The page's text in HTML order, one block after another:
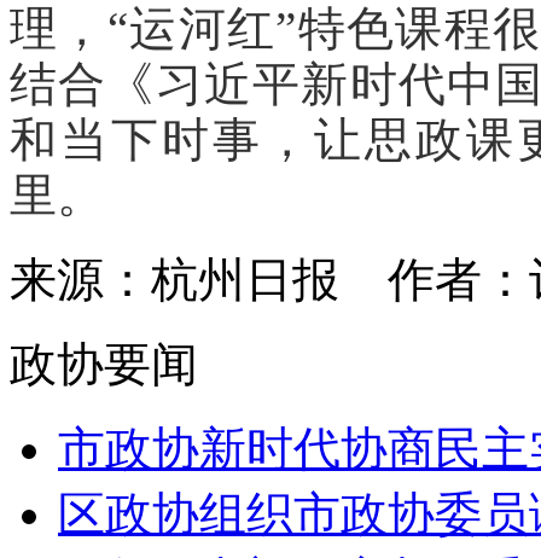
理，“运河红”特色课程
结合《习近平新时代中
和当下时事，让思政课
里。
来源：杭州日报 作者
政协要闻
市政协新时代协商民
区政协组织市政协委